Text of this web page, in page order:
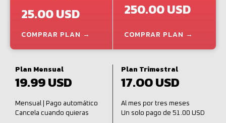
25.00 USD
COMPRAR PLAN →
250.00 USD
COMPRAR PLAN →
Plan Mensual
19.99 USD
Mensual | Pago automático
Cancela cuando quieras
Plan Trimestral
17.00 USD
Al mes por tres meses
Un solo pago de 51.00 USD